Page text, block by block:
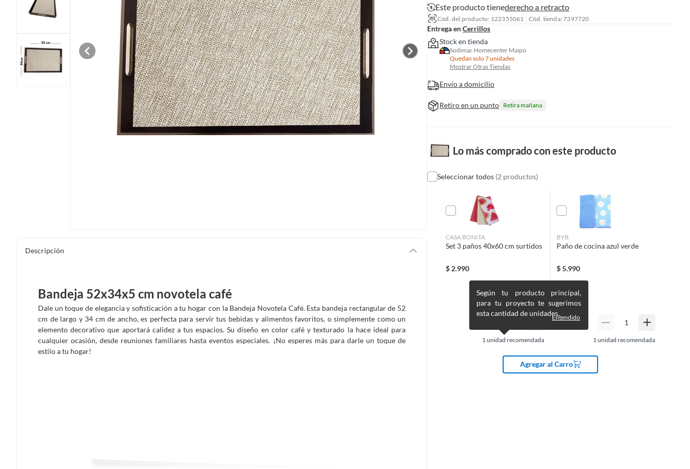
Descripción
Bandeja 52x34x5 cm novotela café
Dale un toque de elegancia y sofisticación a tu hogar con la Bandeja Novotela Café. Esta bandeja rectangular de 52
cm de largo y 34 cm de ancho, es perfecta para servir tus bebidas y alimentos favoritos, o simplemente como un
elemento decorativo que aportará calidez a tus espacios. Su diseño en color café y texturado la hace ideal para
cualquier ocasión, desde reuniones familiares hasta eventos especiales. ¡No esperes más para darle un toque de
estilo a tu hogar!
Este producto tienederecho a retracto
Cód. del producto: 122355061 Cód. tienda: 7397720
Entrega enCerrillos
Stock en tienda
Sodimac Homecenter Maipú
Quedan solo 7 unidades
Mostrar Otras Tiendas
Envío a domicilio
Retiro en un punto Retira mañana
Lo más comprado con este producto
Seleccionar todos (2 productos)
CASA BONITA
Set 3 paños 40x60 cm surtidos
$ 2.990
1 unidad recomendada
Según tu producto principal,
para tu proyecto te sugerimos
esta cantidad de unidades.Entendido
BYB
Paño de cocina azul verde
$5.990
1 unidad recomendada
Agregar al Carro